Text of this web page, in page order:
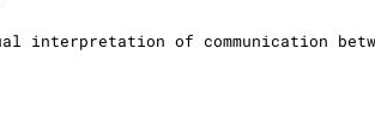
interpretation of communication